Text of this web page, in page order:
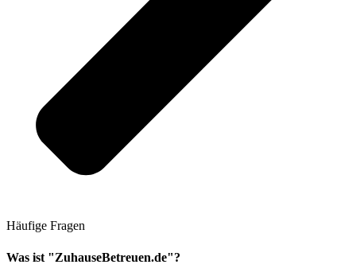
Häufige Fragen
Was ist "ZuhauseBetreuen.de"?